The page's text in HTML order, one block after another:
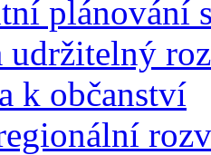
plánování
udržitelný
k občanství